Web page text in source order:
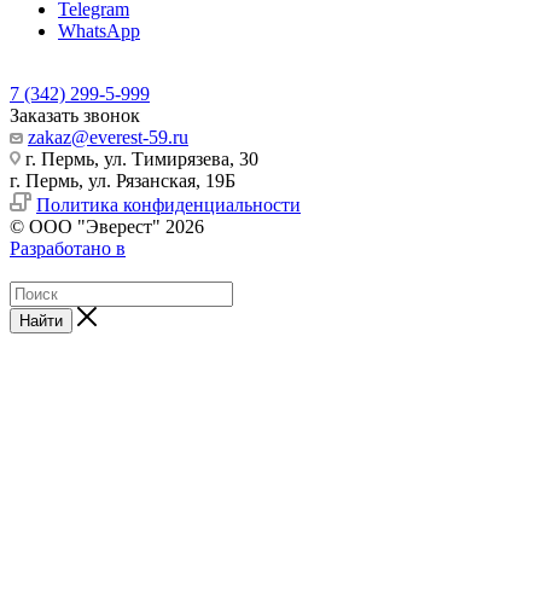
Telegram
WhatsApp
7 (342) 299-5-999
Заказать звонок
zakaz@everest-59.ru
г. Пермь, ул. Тимирязева, 30
г. Пермь, ул. Рязанская, 19Б
Политика конфиденциальности
© ООО "Эверест" 2026
Разработано в
Найти